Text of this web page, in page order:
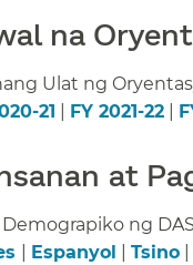
na
Ulat ng
21
FY 2021-22
at
ng
Espanyol Tsino